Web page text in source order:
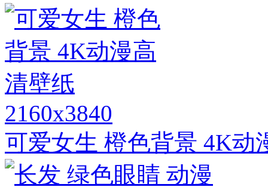
2160x3840
可爱女生 橙色背景 4K动